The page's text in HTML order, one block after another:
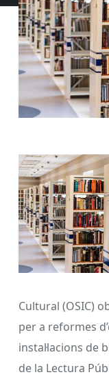
Cultural (OSIC)
per a reformes
instal·lacions de
de la Lectura